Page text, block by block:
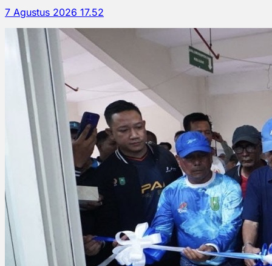
7 Agustus 2026 17.52